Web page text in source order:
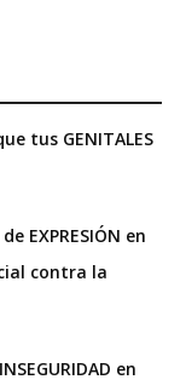
tus GENITALES
EXPRESIÓN en
contra la
en